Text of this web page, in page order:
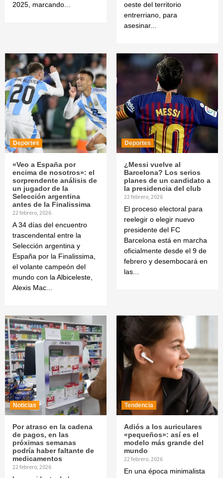
2025, marcando...
oeste del territorio
entrerriano, para
asesinar...
Deportes
«Veo a España por
encima de nosotros»: el
sorprendente análisis de
un jugador de la
Selección argentina
antes de la Finalissima
22 febrero, 2026
A 34 días del encuentro
trascendental entre la
Selección argentina y
España por la Finalissima,
el volante campeón del
mundo con la Albiceleste,
Alexis Mac...
Deportes
¿Messi vuelve al
Barcelona? Los serios
planes de un candidato a
la presidencia del club
22 febrero, 2026
El proceso electoral para
reelegir o elegir nuevo
presidente del FC
Barcelona está en marcha
oficialmente desde el 9 de
febrero y desembocará en
las...
Noticias
Por atraso en la cadena
de pagos, en las
próximas semanas
podría haber faltante de
medicamentos
22 febrero, 2026
Tendencia
Adiós a los auriculares
«pequeños»: así es el
modelo más grande del
mundo
22 febrero, 2026
En una época minimalista